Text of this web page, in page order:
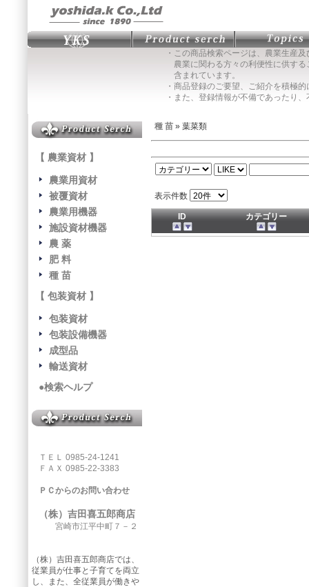
・この商品検索ページは、農業生産
農業に関わる方々の利便性に供する
含まれています。
・商品登録のご要望、ご紹介を積極
・また、登録情報が不備であったり
【 農業資材 】
農業用資材
被覆資材
農業用機器
施設資材機器
農 薬
肥 料
種 苗
【 包装資材 】
包装資材
包装設備機器
成型品
輸送資材
●検索ヘルプ
ＴＥＬ 0985-24-1241
ＦＡＸ 0985-22-3383
ＰＣからのお問い合わせ
（株）吉田喜五郎商店
宮崎市江平中町７－２
（株）吉田喜五郎商店では、
従業員が仕事と子育てを両立
し、また、全従業員が働きや
種 苗 » 葉菜類
表示件数
ID カテゴリー